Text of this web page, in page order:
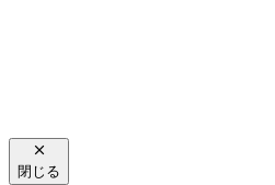
閉じる